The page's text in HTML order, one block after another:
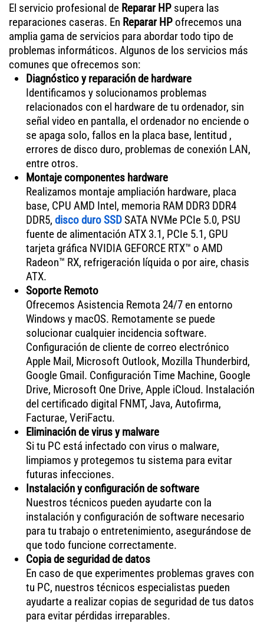
El servicio profesional de Reparar HP supera las
reparaciones caseras. En Reparar HPofrecemos una
amplia gama de servicios para abordar todo tipo de
problemas informáticos. Algunos de los servicios más
comunes que ofrecemos son:
Diagnóstico y reparación de hardware
Identificamos y solucionamos problemas
relacionados con el hardware de tu ordenador, sin
señal video en pantalla, el ordenador no enciende o
se apaga solo, fallos en la placa base, lentitud ,
errores de disco duro, problemas de conexión LAN,
entre otros.
Montaje componentes hardware
Realizamos montaje ampliación hardware, placa
base, CPU AMD Intel, memoria RAM DDR3 DDR4
DDR5, disco duro SSDSATA NVMe PCIe 5.0, PSU
fuente de alimentación ATX 3.1, PCIe 5.1, GPU
tarjeta gráfica NVIDIA GEFORCE RTX™ o AMD
Radeon™ RX, refrigeración líquida o por aire, chasis
ATX.
Soporte Remoto
Ofrecemos Asistencia Remota 24/7 en entorno
Windows y macOS. Remotamente se puede
solucionar cualquier incidencia software.
Configuración de cliente de correo electrónico
Apple Mail, Microsoft Outlook, Mozilla Thunderbird,
Google Gmail. Configuración Time Machine, Google
Drive, Microsoft One Drive, Apple iCloud. Instalación
del certificado digital FNMT, Java, Autofirma,
Facturae, VeriFactu.
Eliminación de virus y malware
Si tu PC está infectado con virus o malware,
limpiamos y protegemos tu sistema para evitar
futuras infecciones.
Instalación y configuración de software
Nuestros técnicos pueden ayudarte con la
instalación y configuración de software necesario
para tu trabajo o entretenimiento, asegurándose de
que todo funcione correctamente.
Copia de seguridad de datos
En caso de que experimentes problemas graves con
tu PC, nuestros técnicos especialistas pueden
ayudarte a realizar copias de seguridad de tus datos
para evitar pérdidas irreparables.